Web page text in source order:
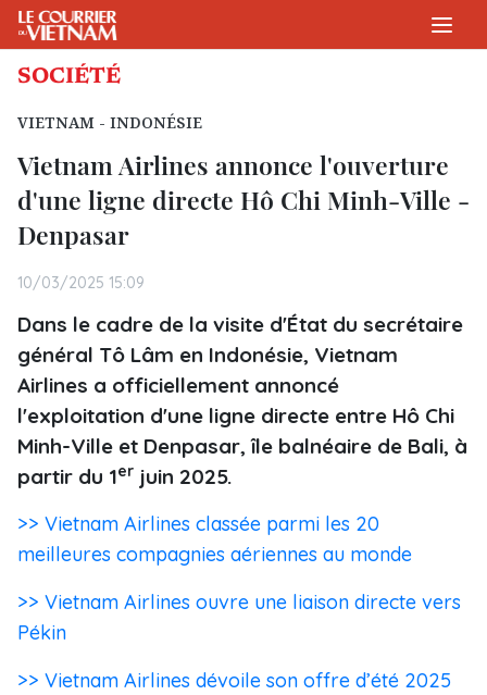
SOCIÉTÉ
VIETNAM - INDONÉSIE
Vietnam Airlines annonce l'ouverture
d'une ligne directe Hô Chi Minh-Ville -
Denpasar
10/03/2025 15:09
Dans le cadre de la visite d'État du secrétaire
général Tô Lâm en Indonésie, Vietnam
Airlines a officiellement annoncé
l'exploitation d'une ligne directe entre Hô Chi
Minh-Ville et Denpasar, île balnéaire de Bali, à
partir du 1er juin 2025.
>> Vietnam Airlines classée parmi les 20
meilleures compagnies aériennes au monde
>> Vietnam Airlines ouvre une liaison directe vers
Pékin
>> Vietnam Airlines dévoile son offre d’été 2025